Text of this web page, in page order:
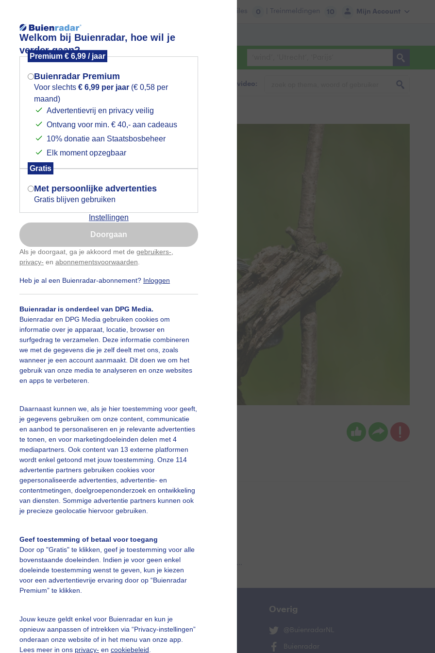
Welkom bij Buienradar, hoe wil je
verder gaan?
Premium € 6,99 / jaar
Buienradar Premium
Voor slechts € 6,99 per jaar (€ 0,58 per
maand)
Advertentievrij en privacy veilig
Ontvang voor min. € 40,- aan cadeaus
10% donatie aan Staatsbosbeheer
Elk moment opzegbaar
Gratis
Met persoonlijke advertenties
Gratis blijven gebruiken
Instellingen
Doorgaan
Als je doorgaat, ga je akkoord met de gebruikers-
privacy- en abonnementsvoorwaarden
Heb je al een Buienradar-abonnement? Inloggen
Buienradar is onderdeel van DPG Media.
Buienradar en DPG Media gebruiken cookies om
informatie over je apparaat, locatie, browser en
surfgedrag te verzamelen. Deze informatie combineren
we met de gegevens die je zelf deelt met ons, zoals
wanneer je een account aanmaakt. Dit doen we om het
gebruik van onze media te analyseren en onze websites
en apps te verbeteren.
Daarnaast kunnen we, als je hier toestemming voor geeft,
je gegevens gebruiken om onze content, communicatie
en aanbod te personaliseren en je relevante advertenties
te tonen, en voor marketingdoeleinden delen met 4
mediapartners. Ook content van 13 externe platformen
wordt enkel getoond met jouw toestemming. Onze 114
advertentie partners gebruiken cookies voor
gepersonaliseerde advertenties, advertentie- en
contentmetingen, doelgroepenonderzoek en ontwikkeling
van diensten. Sommige advertentie partners kunnen ook
je precieze geolocatie hiervoor gebruiken.
Geef toestemming of betaal voor toegang
Door op "Gratis" te klikken, geef je toestemming voor alle
bovenstaande doeleinden. Indien je voor geen enkel
doeleinde toestemming wenst te geven, kun je kiezen
voor een advertentievrije ervaring door op “Buienradar
Premium” te klikken.
Jouw keuze geldt enkel voor Buienradar en kun je
opnieuw aanpassen of intrekken via “Privacy-instellingen”
onderaan onze website of in het menu van onze app.
Lees meer in ons privacy- en cookiebeleid
Mijn Account
Files 0 | Treinmeldingen 10
Lees meer.
Foto en video Weerzine
Zoeken in foto & video:
dit koolmeesje heeft het warm
Koolmees Vogel Warm Warmte Natuur
Gemaakt: 13-06-2025, 62x bekeken
Warm
slideshow
Een moment geduld aub...
vragen
De Bilt
Overig
@BuienradarNL
Buienradar
Mogen we je locatie gebruiken voor
het weer?
Indien je hier nog geen akkoord op hebt
gegeven, verschijnt er zo een pop-up uit
je browser waarin deze toestemming
gevraagd wordt.
Is goed, toon de popup
Nu niet, misschien later
Gebruik je Safari en wil je niet elke dag deze pop-up
Klikhierom dit aan te passen